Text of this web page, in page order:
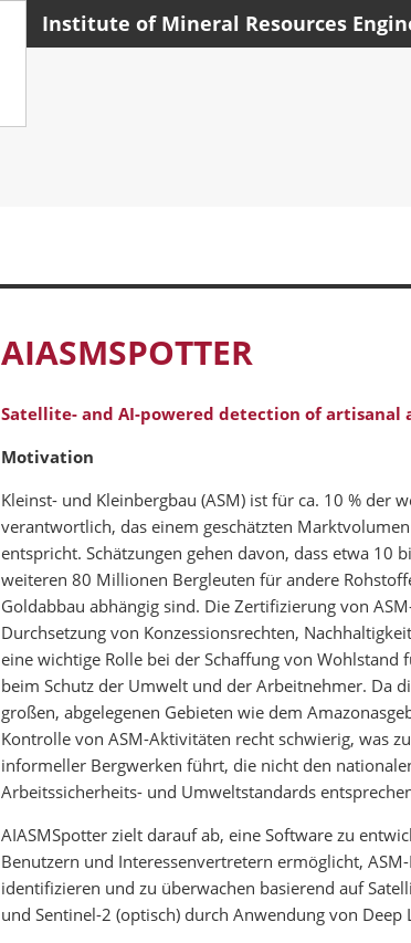
Institute of Mineral Resources
AIASMSPOTTER
Satellite- and AI-powered detection of artisanal
Motivation
Kleinst- und Kleinbergbau (ASM) ist für ca. 10 % der
verantwortlich, das einem geschätzten
entspricht. Schätzungen gehen davon, dass etwa 10
weiteren 80 Millionen Bergleuten für andere
Goldabbau abhängig sind. Die Zertifizierung von
Durchsetzung von Konzessionsrechten,
eine wichtige Rolle bei der Schaffung von Wohlstand
beim Schutz der Umwelt und der Arbeitnehmer. Da
großen, abgelegenen Gebieten wie dem
Kontrolle von ASM-Aktivitäten recht schwierig, was
informeller Bergwerken führt, die nicht den
Arbeitssicherheits- und Umweltstandards
AIASMSpotter zielt darauf ab, eine Software zu
Benutzern und Interessenvertretern ermöglicht,
identifizieren und zu überwachen basierend auf
und Sentinel-2 (optisch) durch Anwendung von Deep